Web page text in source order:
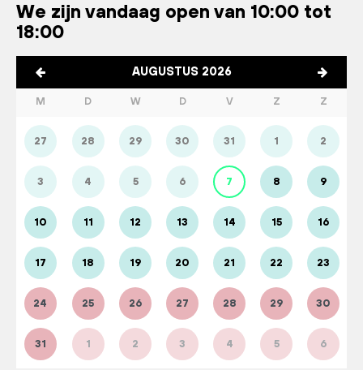
We zijn vandaag open van 10:00 tot
18:00
AUGUSTUS 2026
M D W D V Z Z
27 28 29 30 31 1 2
3 4 5 6 7 8 9
10 11 12 13 14 15 16
17 18 19 20 21 22 23
24 25 26 27 28 29 30
31 1 2 3 4 5 6